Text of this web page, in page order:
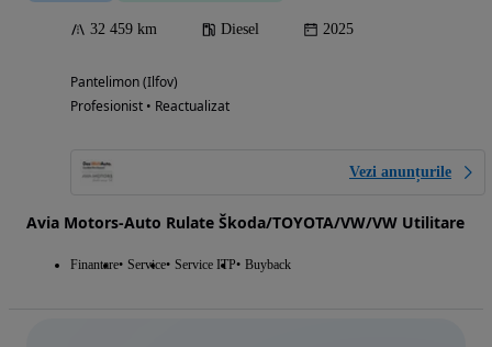
32 459 km Diesel 2025
Pantelimon (Ilfov)
Profesionist • Reactualizat
Vezi anunțurile
Avia Motors-Auto Rulate Škoda/TOYOTA/VW/VW Utilitare
Finantare Service Service ITP Buyback